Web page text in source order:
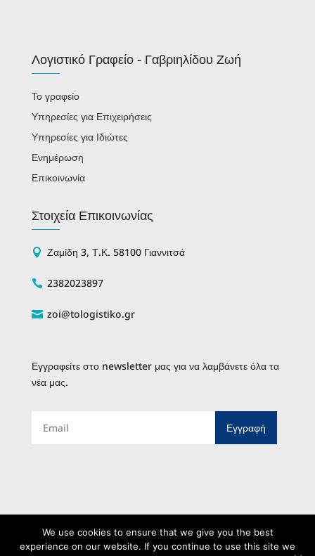
Λογιστικό Γραφείο - Γαβριηλίδου Ζωή
Το γραφείο
Υπηρεσίες για Επιχειρήσεις
Υπηρεσίες για Ιδιώτες
Ενημέρωση
Επικοινωνία
Στοιχεία Επικοινωνίας
 Ζαμίδη 3, Τ.Κ. 58100 Γιαννιτσά
 2382023897
 zoi@tologistiko.gr
Εγγραφείτε στο newsletter μας για να λαμβάνετε όλα τα
νέα μας.
Λογιστικό Γραφείο – Γαβριηλίδου Ζωή © 2026 -
We use cookies to ensure that we give you the best
experience on our website. If you continue to use this site we